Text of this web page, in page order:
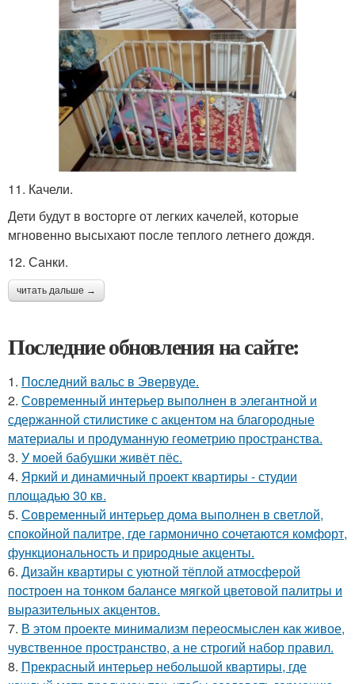
11. Качели.
Дети будут в восторге от легких качелей, которые
мгновенно высыхают после теплого летнего дождя.
12. Санки.
читать дальше →
Последние обновления на сайте:
1. Последний вальс в Эвервуде.
2. Современный интерьер выполнен в элегантной и
сдержанной стилистике с акцентом на благородные
материалы и продуманную геометрию пространства.
3. У моей бабушки живёт пёс.
4. Яркий и динамичный проект квартиры - студии
площадью 30 кв.
5. Современный интерьер дома выполнен в светлой,
спокойной палитре, где гармонично сочетаются комфорт,
функциональность и природные акценты.
6. Дизайн квартиры с уютной тёплой атмосферой
построен на тонком балансе мягкой цветовой палитры и
выразительных акцентов.
7. В этом проекте минимализм переосмыслен как живое,
чувственное пространство, а не строгий набор правил.
8. Прекрасный интерьер небольшой квартиры, где